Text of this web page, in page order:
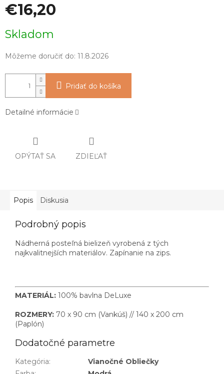
€16,20
cena:
Skladom
Môžeme doručiť do: 11.8.2026
Pridať do košíka
Detailné informácie
OPÝTAŤ SA ZDIEĽAŤ
Popis Diskusia
Podrobný popis
Nádherná posteľná bielizeň vyrobená z tých
najkvalitnejších materiálov. Zapínanie na zips.
MATERIÁL: 100% bavlna DeLuxe
ROZMERY: 70 x 90 cm (Vankúš) // 140 x 200 cm
(Paplón)
Dodatočné parametre
Kategória:
Vianočné Obliečky